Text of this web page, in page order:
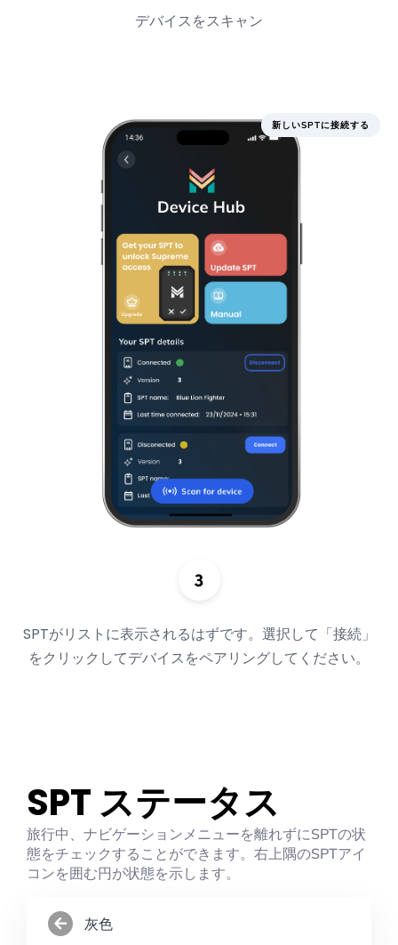
デバイスをスキャン
新しいSPTに接続する
SPTがリストに表示されるはずです。選択して「接続」
をクリックしてデバイスをペアリングしてください。
SPT ステータス
旅行中、ナビゲーションメニューを離れずにSPTの状
態をチェックすることができます。右上隅のSPTアイ
コンを囲む円が状態を示します。
灰色